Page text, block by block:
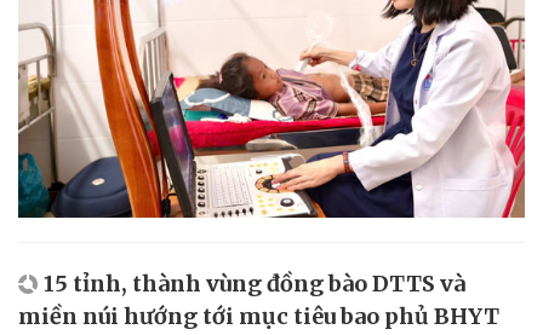
15 tỉnh, thành vùng đồng bào DTTS và
miền núi hướng tới mục tiêu bao phủ BHYT